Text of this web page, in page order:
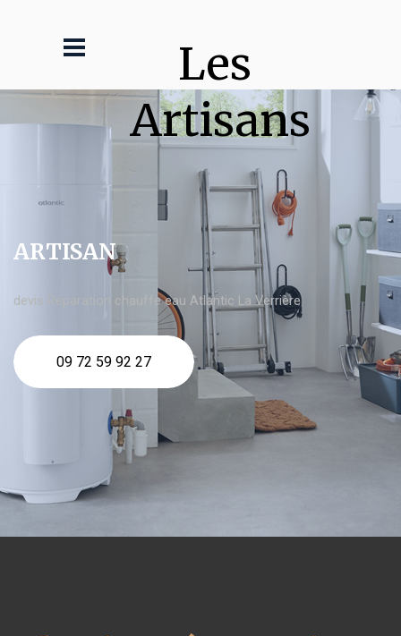
Les
Artisans
ARTISAN
devis Réparation chauffe eau Atlantic La Verrière
09 72 59 92 27